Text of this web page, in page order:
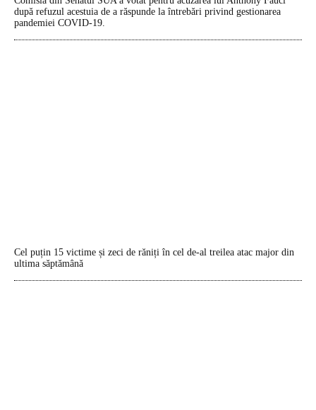
după refuzul acestuia de a răspunde la întrebări privind gestionarea
pandemiei COVID-19.
Cel puțin 15 victime și zeci de răniți în cel de-al treilea atac major din
ultima săptămână